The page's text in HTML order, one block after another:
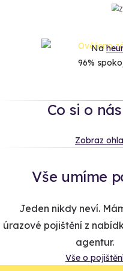
Na
96%
Co si o
Zobraz
Vše umíme
Jeden nikdy neví.
úrazové pojištění z
agentur.
Vše o